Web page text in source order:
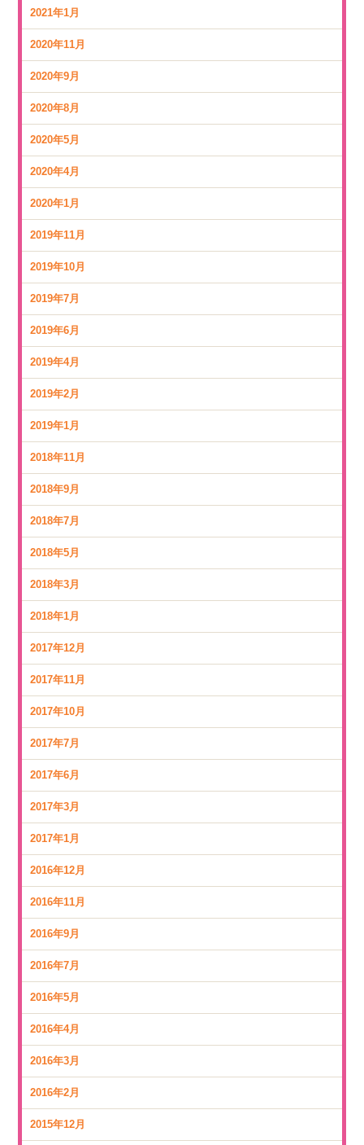
2021年1月
2020年11月
2020年9月
2020年8月
2020年5月
2020年4月
2020年1月
2019年11月
2019年10月
2019年7月
2019年6月
2019年4月
2019年2月
2019年1月
2018年11月
2018年9月
2018年7月
2018年5月
2018年3月
2018年1月
2017年12月
2017年11月
2017年10月
2017年7月
2017年6月
2017年3月
2017年1月
2016年12月
2016年11月
2016年9月
2016年7月
2016年5月
2016年4月
2016年3月
2016年2月
2015年12月